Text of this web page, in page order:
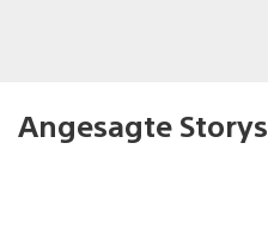
Angesagte Storys